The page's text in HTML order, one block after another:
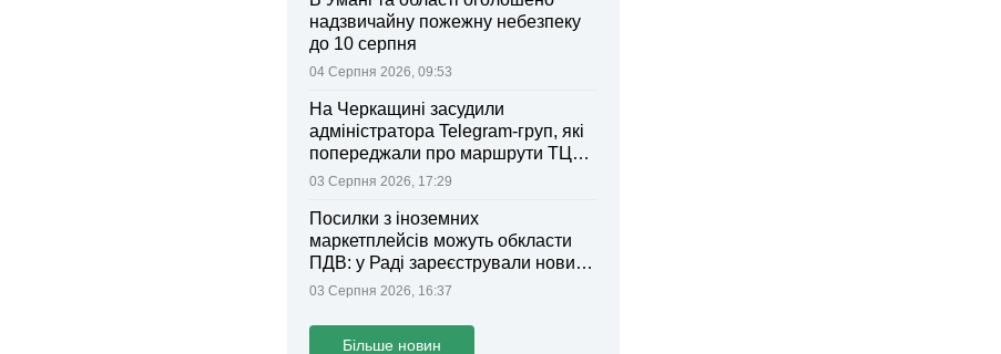
надзвичайну пожежну небезпеку
до 10 серпня
04 Серпня 2026, 09:53
На Черкащині засудили
адміністратора Telegram-груп, які
попереджали про маршрути ТЦК
та поліції
03 Серпня 2026, 17:29
Посилки з іноземних
маркетплейсів можуть обкласти
ПДВ: у Раді зареєстрували новий
законопроєкт
03 Серпня 2026, 16:37
Більше новин